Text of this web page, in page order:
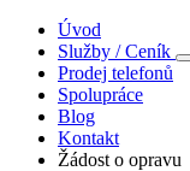
Úvod
Služby / Ceník
Prodej telefonů
Spolupráce
Blog
Kontakt
Žádost o opravu